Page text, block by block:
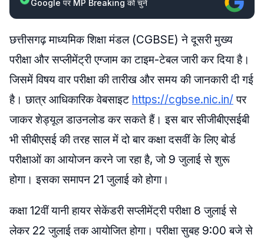
Google पर MP Breaking को चुनें
छत्तीसगढ़ माध्यमिक शिक्षा मंडल (CGBSE) ने दूसरी मुख्य
परीक्षा और सप्लीमेंट्री एग्जाम का टाइम-टेबल जारी कर दिया है।
जिसमें विषय वार परीक्षा की तारीख और समय की जानकारी दी गई
है। छात्र आधिकारिक वेबसाइट https://cgbse.nic.in/पर
जाकर शेड्यूल डाउनलोड कर सकते हैं। इस बार सीजीबीएसईबी
भी सीबीएसई की तरह साल में दो बार कक्षा दसवीं के लिए बोर्ड
परीक्षाओं का आयोजन करने जा रहा है, जो 9 जुलाई से शुरू
होगा। इसका समापन 21 जुलाई को होगा।
कक्षा 12वीं यानी हायर सेकेंडरी सप्लीमेंट्री परीक्षा 8 जुलाई से
लेकर 22 जुलाई तक आयोजित होगा। परीक्षा सुबह 9:00 बजे से